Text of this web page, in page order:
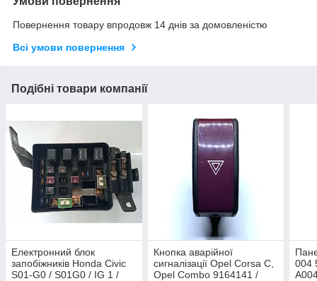
Повернення товару впродовж 14 днів за домовленістю
Всі умови повернення
Подібні товари компанії
Електронний блок
запобіжників Honda Civic
S01-G0 / S01G0 / IG 1 /
Кнопка аварійної
сигналізації Opel Corsa C,
Opel Combo 9164141 /
004